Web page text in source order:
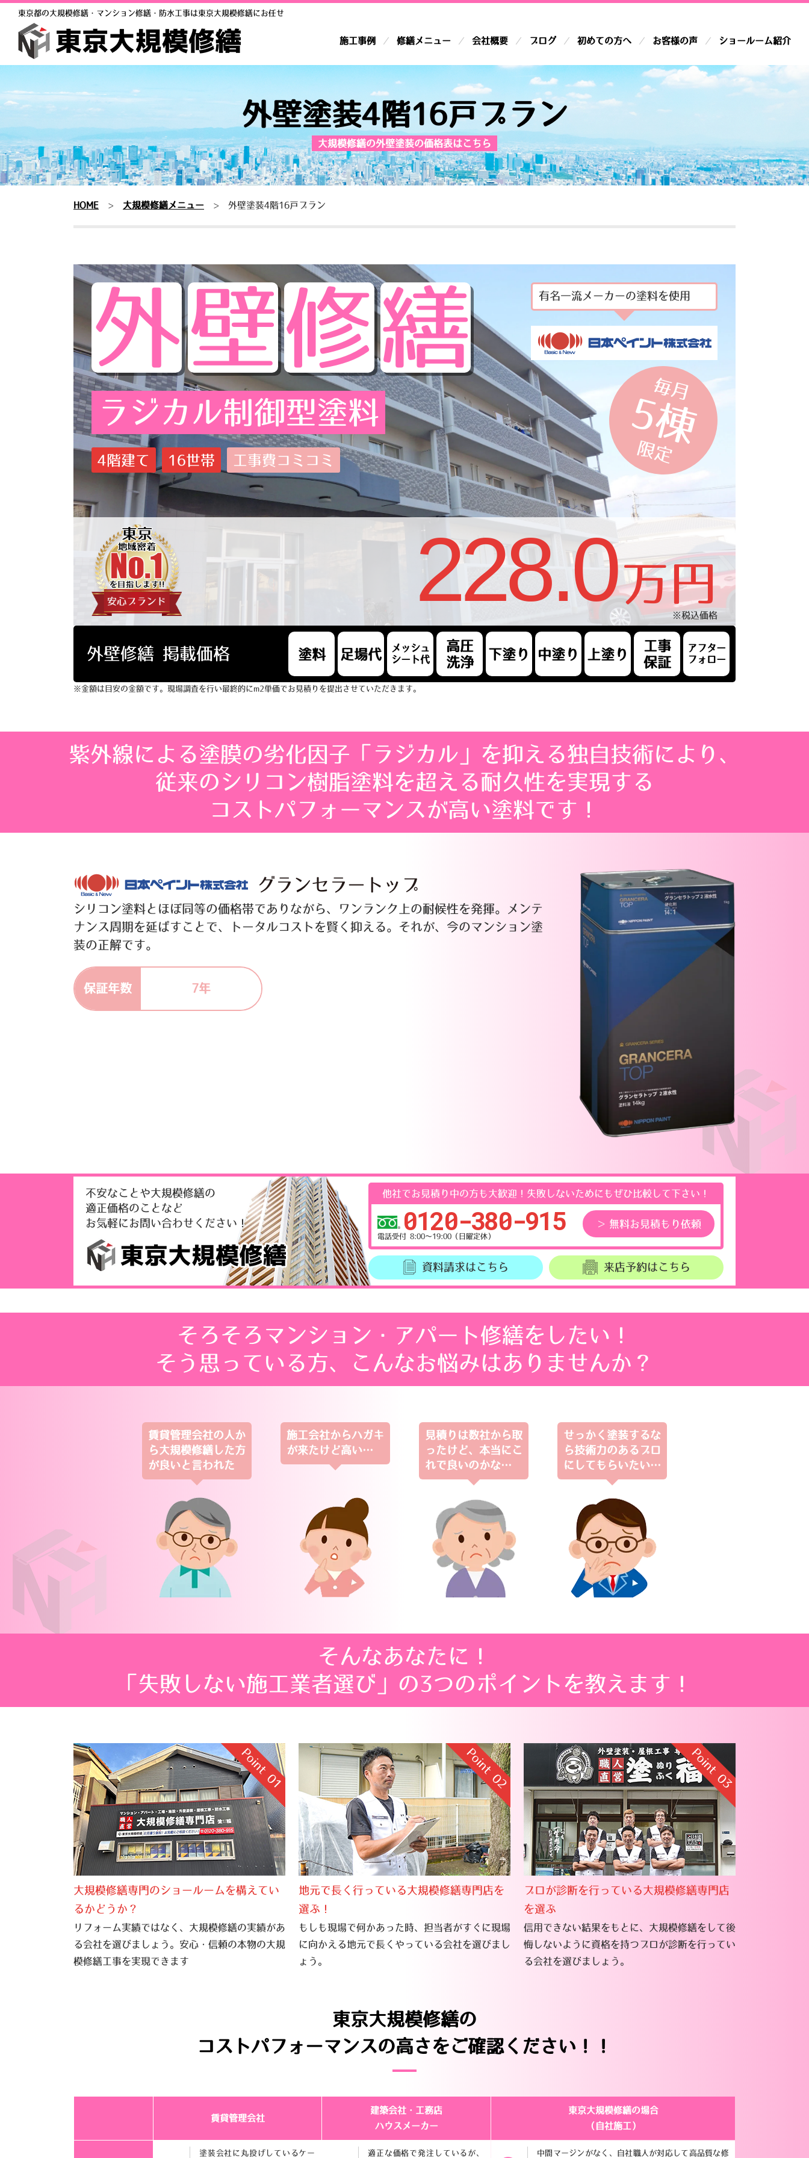
東京都の大規模修繕・マンション修繕・防水工事は東京大規模修繕にお任せ
施工事例 修繕メニュー 会社概要 ブログ 初めての方へ お客様の声 ショールーム紹介
外壁塗装4階16戸プラン
大規模修繕の外壁塗装の価格表はこちら
HOME > 大規模修繕メニュー > 外壁塗装4階16戸プラン
外壁修繕
ラジカル制御型塗料
4階建て 16世帯 工事費コミコミ
有名一流メーカーの塗料を使用
毎月
5棟
限定
228.0万円
※税込価格
外壁修繕 掲載価格 塗料 足場代
メッシュ
シート代
高圧
洗浄
下塗り 中塗り 上塗り
工事
保証
アフター
フォロー
※金額は目安の金額です。現場調査を行い最終的にm2単価でお見積りを提出させていただきます。
紫外線による塗膜の劣化因子「ラジカル」を抑える独自技術により、
従来のシリコン樹脂塗料を超える耐久性を実現する
コストパフォーマンスが高い塗料です！
グランセラートップ
シリコン塗料とほぼ同等の価格帯でありながら、ワンランク上の耐候性を発揮。メンテ
ナンス周期を延ばすことで、トータルコストを賢く抑える。それが、今のマンション塗
装の正解です。
保証年数 7年
不安なことや大規模修繕の
適正価格のことなど
お気軽にお問い合わせください！
他社でお見積り中の方も大歓迎！ 失敗しないためにもぜひ比較して下さい！
0120-380-915
電話受付 8:00～19:00（日曜定休）
無料お見積もり依頼
資料請求はこちら 来店予約はこちら
そろそろマンション・ アパート修繕をしたい！
そう思っている方、
こんなお悩みはありませんか？
賃貸管理会社の人か
ら大規模修繕した方
が良いと言われた
施工会社からハガキ
が来たけど高い…
見積りは数社から取
ったけど、本当にこ
れで良いのかな…
せっかく塗装するな
ら技術力のあるプロ
にしてもらいたい…
そんなあなたに！
「失敗しない施工業者選び」の3つのポイントを教えます！
Point
01
大規模修繕専門のショールームを構えてい
るかどうか？
リフォーム実績ではなく、大規模修繕の実績があ
る会社を選びましょう。安心・信頼の本物の大規
模修繕工事を実現できます
Point
02
地元で長く行っている大規模修繕専門店を
選ぶ！
もしも現場で何かあった時、担当者がすぐに現場
に向かえる地元で長くやっている会社を選びまし
ょう。
Point
03
プロが診断を行っている大規模修繕専門店
を選ぶ
信用できない結果をもとに、大規模修繕をして後
悔しないように資格を持つプロが診断を行ってい
る会社を選びましょう。
東京大規模修繕の
コストパフォーマンスの高さをご確認ください！！
賃貸管理会社
建築会社・工務店
ハウスメーカー
東京大規模修繕の場合
（自社施工）
塗装会社に丸投げしているケー 適正な価格で発注しているが、 中間マージンがなく、自社職人が対応して高品質な修